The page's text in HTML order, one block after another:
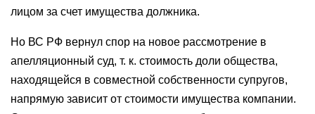
лицом за счет имущества должника.
Но ВС РФ вернул спор на новое рассмотрение в
апелляционный суд, т. к. стоимость доли общества,
находящейся в совместной собственности супругов,
напрямую зависит от стоимости имущества компании.